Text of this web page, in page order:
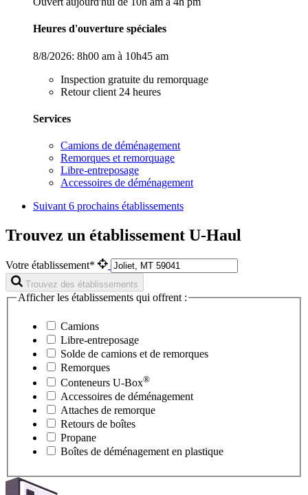
Heures d'ouverture spéciales
8/8/2026: 8h00 am à 10h45 am
Inspection gratuite du remorquage
Retour client 24 heures
Services
Camions de déménagement
Remorques et remorquage
Libre-entreposage
Accessoires de déménagement
Suivant 6 prochains établissements
Trouvez un établissement U-Haul
Votre établissement*
Trouvez des établissements
Afficher les établissements qui offrent :
Camions
Libre-entreposage
Solde de camions et de remorques
Remorques
Conteneurs U-Box®
Accessoires de déménagement
Attaches de remorque
Retours de boîtes
Propane
Boîtes de déménagement en plastique